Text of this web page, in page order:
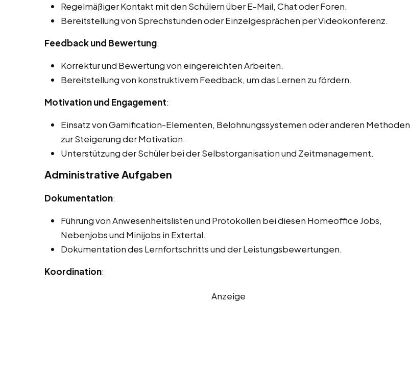
Regelmäßiger Kontakt mit den Schülern über E-Mail, Chat oder Foren.
Bereitstellung von Sprechstunden oder Einzelgesprächen per Videokonferenz.
Feedback und Bewertung:
Korrektur und Bewertung von eingereichten Arbeiten.
Bereitstellung von konstruktivem Feedback, um das Lernen zu fördern.
Motivation und Engagement:
Einsatz von Gamification-Elementen, Belohnungssystemen oder anderen Methoden
zur Steigerung der Motivation.
Unterstützung der Schüler bei der Selbstorganisation und Zeitmanagement.
Administrative Aufgaben
Dokumentation:
Führung von Anwesenheitslisten und Protokollen bei diesen Homeoffice Jobs,
Nebenjobs und Minijobs in Extertal.
Dokumentation des Lernfortschritts und der Leistungsbewertungen.
Koordination:
Anzeige